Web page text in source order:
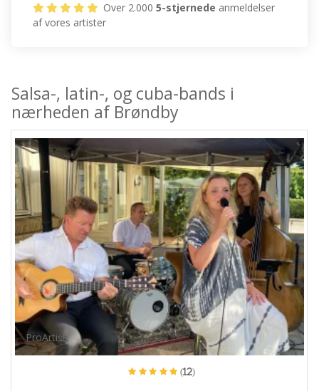
Over 2.0005-stjernede anmeldelser
af vores artister
Salsa-, latin-, og cuba-bands i
nærheden af Brøndby
ProArtist
(12)